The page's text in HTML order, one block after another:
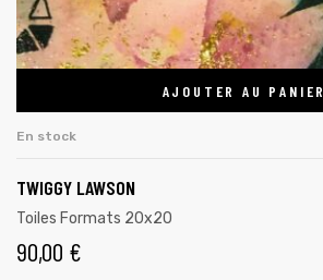
AJOUTER AU PANIER
En stock
TWIGGY LAWSON
Toiles Formats 20x20
90,00 €